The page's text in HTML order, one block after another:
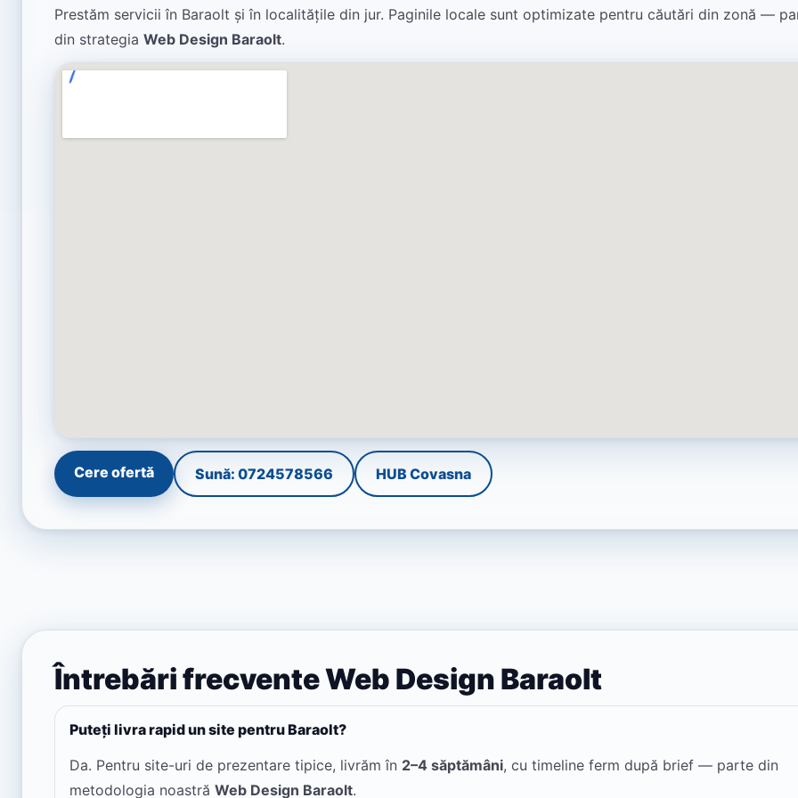
Prestăm servicii în Baraolt și în localitățile din jur. Paginile locale sunt optimizate pentru căutări din zonă —
din strategia Web Design Baraolt.
Cere ofertă Sună: 0724578566 HUB Covasna
Întrebări frecvente Web Design Baraolt
Puteți livra rapid un site pentru Baraolt?
Da. Pentru site-uri de prezentare tipice, livrăm în 2–4 săptămâni, cu timeline ferm după brief — parte din
metodologia noastră Web Design Baraolt.